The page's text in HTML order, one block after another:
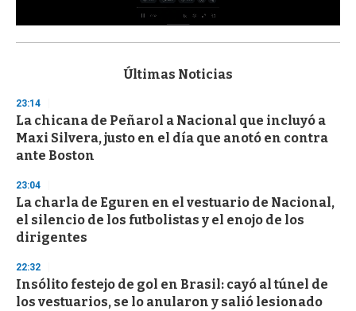
s
d
s
o
f
3
s
e
c
o
n
s
Últimas Noticias
23:14
La chicana de Peñarol a Nacional que incluyó a
Maxi Silvera, justo en el día que anotó en contra
ante Boston
23:04
La charla de Eguren en el vestuario de Nacional,
el silencio de los futbolistas y el enojo de los
dirigentes
22:32
Insólito festejo de gol en Brasil: cayó al túnel de
los vestuarios, se lo anularon y salió lesionado